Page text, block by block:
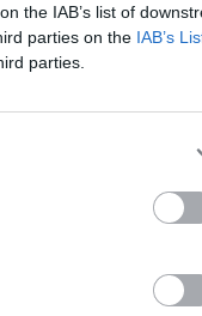
the IAB’s list of
parties on the IAB’s
parties.